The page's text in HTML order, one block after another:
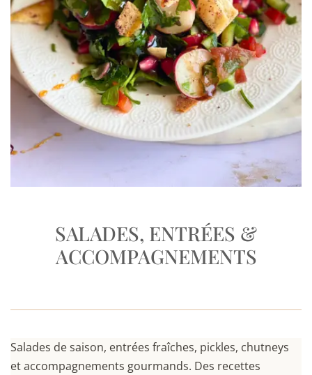
SALADES, ENTRÉES &
ACCOMPAGNEMENTS
Salades de saison, entrées fraîches, pickles, chutneys
et accompagnements gourmands. Des recettes